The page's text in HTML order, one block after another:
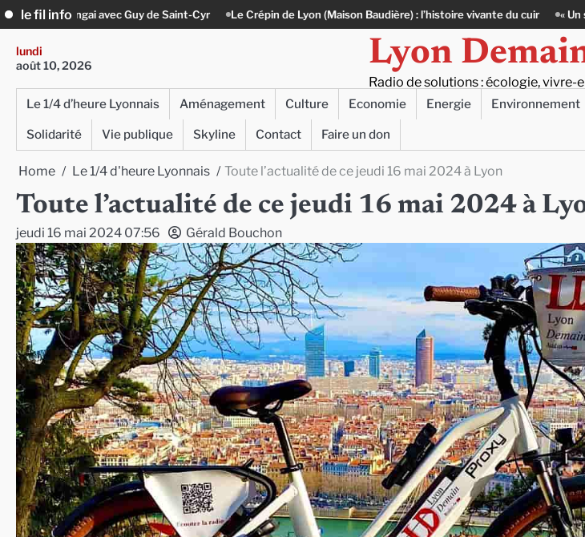
Skip
to
content
le fil info
de Saint-Cyr Le Crépin de Lyon (Maison Baudière) : l’histoire vivante du cuir « Un sur un million » : Rachid
lundi
août 10, 2026
Lyon
Radio de solutions : écologie, vivre-
Le 1/4 d’heure Lyonnais Aménagement Culture Economie Energie Environnement
Solidarité
Vie publique Skyline Contact Faire un don
Home Le 1/4 d'heure Lyonnais Toute l’actualité de ce jeudi 16 mai 2024 à Lyon
Toute l’actualité de ce jeudi 16 mai 2024 à
jeudi 16 mai 2024 07:56 Gérald Bouchon